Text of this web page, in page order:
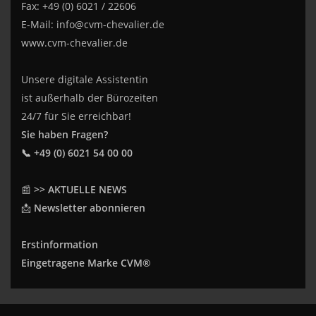
Fax: +49 (0) 6021 / 22606
E-Mail: info@cvm-chevalier.de
www.cvm-chevalier.de
Unsere digitale Assistentin
ist außerhalb der Bürozeiten
24/7 für Sie erreichbar!
Sie haben Fragen?
📞 +49 (0) 6021 54 00 00
📰 >> AKTUELLE NEWS
📩 Newsletter abonnieren
Erstinformation
Eingetragene Marke CVM®